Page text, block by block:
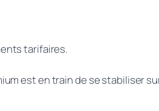
tarifaires.
est en train de se stabiliser